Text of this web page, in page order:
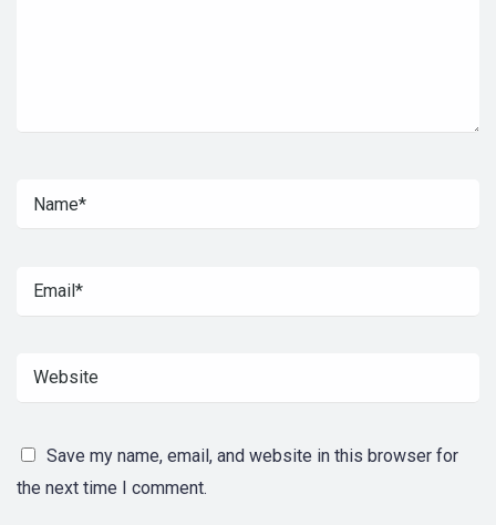
Save my name, email, and website in this browser for
the next time I comment.